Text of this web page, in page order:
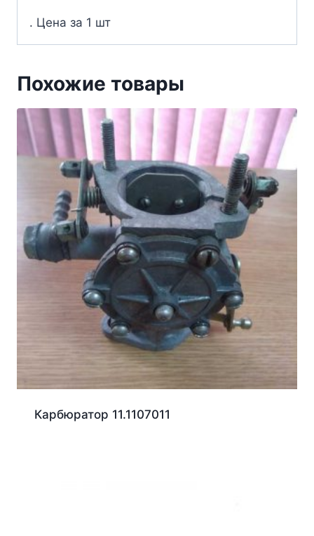
. Цена за 1 шт
Похожие товары
Карбюратор 11.1107011